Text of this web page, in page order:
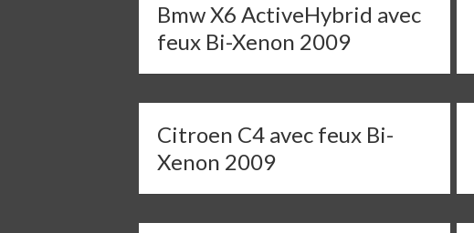
Bmw X6 ActiveHybrid avec
feux Bi-Xenon 2009
Citroen C4 avec feux Bi-
Xenon 2009